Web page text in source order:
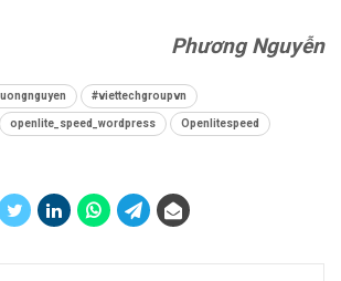
Phương Nguyễn
#viettechgroupvn
openlite_speed_wordpress Openlitespeed